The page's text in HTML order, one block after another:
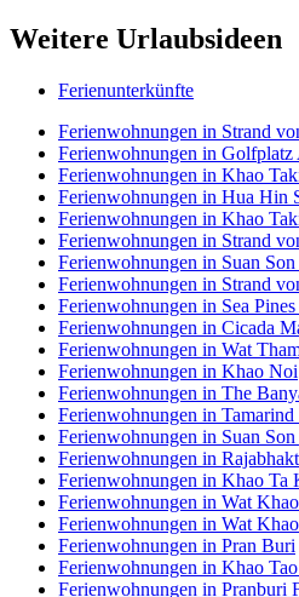
Weitere Urlaubsideen
Ferienunterkünfte
Ferienwohnungen in Strand
Ferienwohnungen in Golfplatz
Ferienwohnungen in Khao
Ferienwohnungen in Hua Hin
Ferienwohnungen in Khao
Ferienwohnungen in Strand
Ferienwohnungen in Suan
Ferienwohnungen in Strand
Ferienwohnungen in Sea
Ferienwohnungen in Cicada
Ferienwohnungen in Wat
Ferienwohnungen in Khao Noi
Ferienwohnungen in The
Ferienwohnungen in
Ferienwohnungen in Suan
Ferienwohnungen in
Ferienwohnungen in Khao Ta
Ferienwohnungen in Wat
Ferienwohnungen in Wat
Ferienwohnungen in Pran Buri
Ferienwohnungen in Khao Tao
Ferienwohnungen in Pranburi